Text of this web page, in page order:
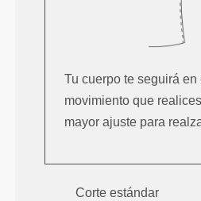
Tu cuerpo te seguirá en
movimiento que
mayor ajuste para
Corte estándar